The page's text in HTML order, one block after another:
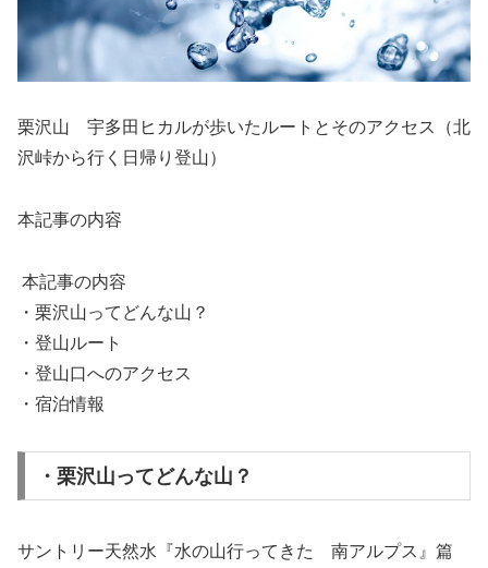
栗沢山 宇多田ヒカルが歩いたルートとそのアクセス（北
沢峠から行く日帰り登山）
本記事の内容
本記事の内容
・栗沢山ってどんな山？
・登山ルート
・登山口へのアクセス
・宿泊情報
・栗沢山ってどんな山？
サントリー天然水『水の山行ってきた 南アルプス』篇